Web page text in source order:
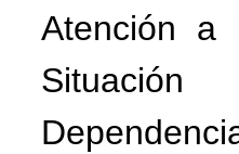
Atención a